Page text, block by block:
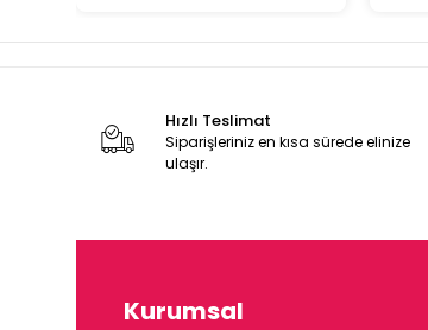
Hızlı Teslimat
Siparişleriniz en kısa sürede elinize
ulaşır.
Kurumsal